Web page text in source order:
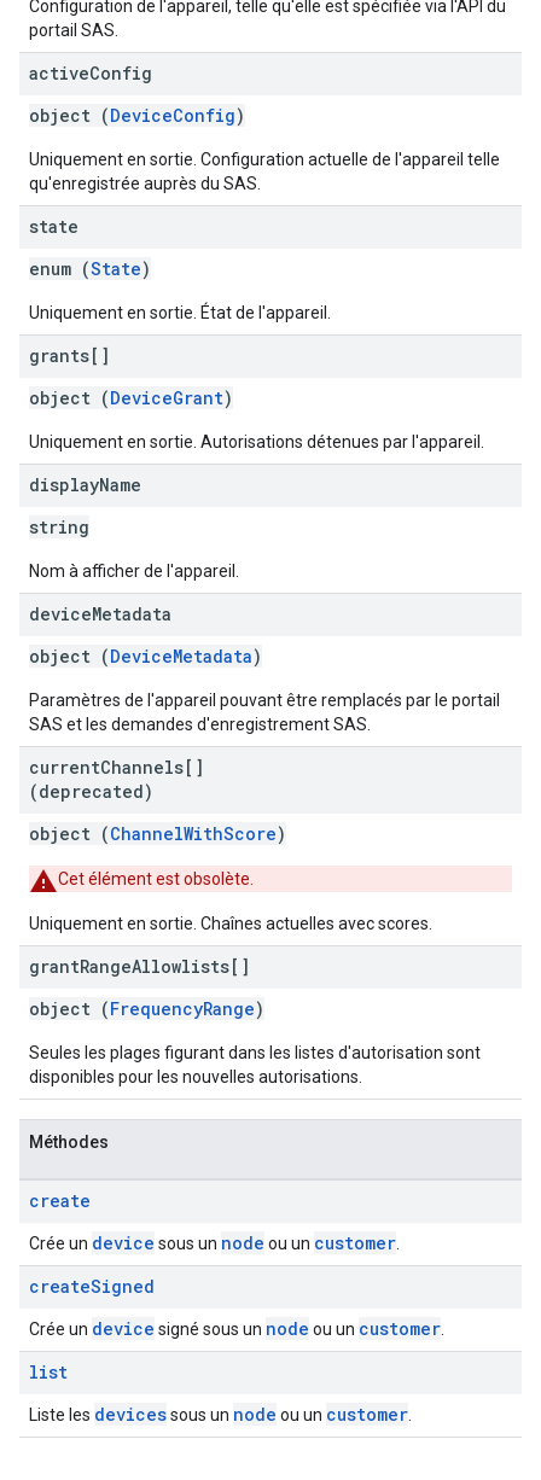
Configuration de l'appareil, telle qu'elle est spécifiée via l'API du
portail SAS.
activeConfig
object (DeviceConfig)
Uniquement en sortie. Configuration actuelle de l'appareil telle
qu'enregistrée auprès du SAS.
state
enum (State)
Uniquement en sortie. État de l'appareil.
grants[]
object (DeviceGrant)
Uniquement en sortie. Autorisations détenues par l'appareil.
displayName
string
Nom à afficher de l'appareil.
deviceMetadata
object (DeviceMetadata)
Paramètres de l'appareil pouvant être remplacés par le portail
SAS et les demandes d'enregistrement SAS.
currentChannels[]
(deprecated)
object (ChannelWithScore)
Cet élément est obsolète.
Uniquement en sortie. Chaînes actuelles avec scores.
grantRangeAllowlists[]
object (FrequencyRange)
Seules les plages figurant dans les listes d'autorisation sont
disponibles pour les nouvelles autorisations.
Méthodes
create
Crée un device sous un node ou un customer
createSigned
Crée un device signé sous un node ou un customer
list
Liste les devicessous un node ou un customer